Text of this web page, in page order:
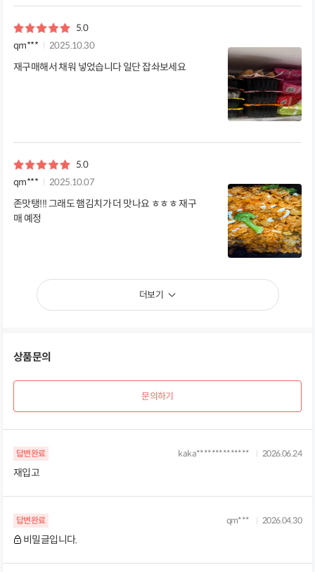
5.0
qm***
2025.10.30
재구매해서 채워 넣었습니다 일단 잡솨보세요
5.0
qm***
2025.10.07
존맛탱!!! 그래도 햄김치가 더 맛나요 ㅎㅎㅎ 재구
매 예정
더보기
상품문의
문의하기
답변완료 kaka************** 2026.06.24
재입고
답변완료 qm*** 2026.04.30
비밀글입니다.